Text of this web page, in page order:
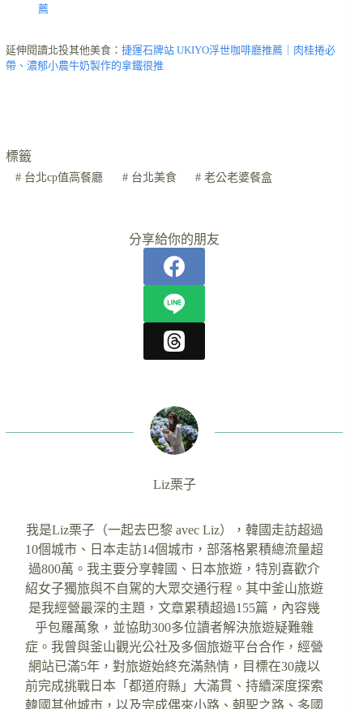
薦
延伸閱讀北投其他美食： 捷運石牌站 UKIYO浮世咖啡廳推薦｜肉桂捲必
帶、濃郁小農牛奶製作的拿鐵很推
標籤
#台北cp值高餐廳 #台北美食 # 老公老婆餐盒
分享給你的朋友
Liz栗子
我是Liz栗子（一起去巴黎 avec Liz），韓國走訪超過
10個城市、日本走訪14個城市，部落格累積總流量超
過800萬。我主要分享韓國、日本旅遊，特別喜歡介
紹女子獨旅與不自駕的大眾交通行程。其中釜山旅遊
是我經營最深的主題，文章累積超過155篇，內容幾
乎包羅萬象，並協助300多位讀者解決旅遊疑難雜
症。我曾與釜山觀光公社及多個旅遊平台合作，經營
網站已滿5年，對旅遊始終充滿熱情，目標在30歲以
前完成挑戰日本「都道府縣」大滿貫、持續深度探索
韓國其他城市，以及完成偶來小路、朝聖之路、多國